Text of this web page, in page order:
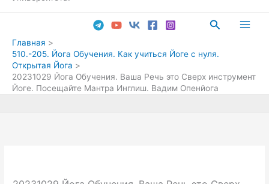
Поиск
Главная
510.-205. Йога Обучения. Как учиться Йоге с нуля.
Открытая Йога
20231029 Йога Обучения. Ваша Речь это Сверх инструмент
Йоге. Посещайте Мантра Инглиш. Вадим Опенйога